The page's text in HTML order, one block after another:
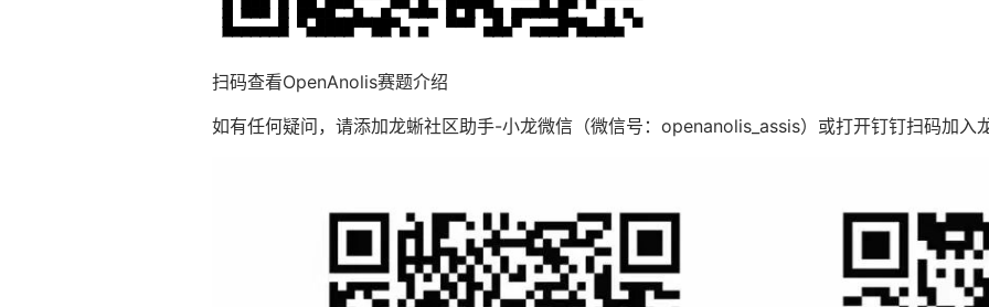
扫码查看OpenAnolis赛题介绍
如有任何疑问，请添加龙蜥社区助手-小龙微信（微信号：openanolis_assis）或打开钉钉扫码加入